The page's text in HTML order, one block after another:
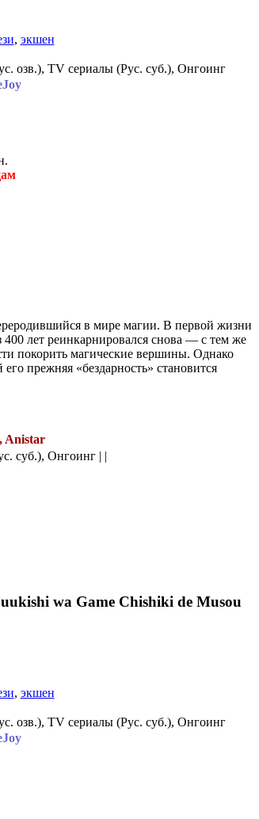
, экшен
озв.), TV сериалы (Рус. суб.), Онгоинг
в мире магии. В первой жизни
лет реинкарнировался снова — с тем же
покорить магические вершины. Однако
прежняя «бездарность» становится
Anistar
суб.), Онгоинг | |
wa Game Chishiki de Musou
, экшен
озв.), TV сериалы (Рус. суб.), Онгоинг